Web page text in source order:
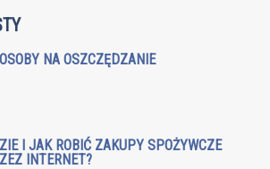
NA OSZCZĘDZANIE
I JAK ROBIĆ ZAKUPY SPOŻYWCZE
INTERNET?